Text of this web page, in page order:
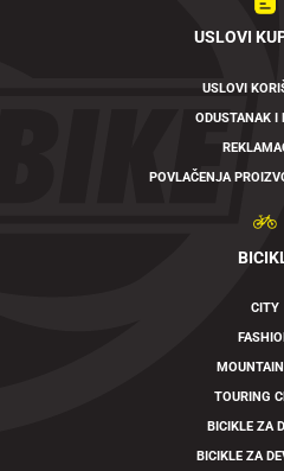
USLOVI
USLOVI
ODUSTANAK I
POVLAČENJA
CITY
TOURING
BICIKLE ZA
BICIKLE ZA